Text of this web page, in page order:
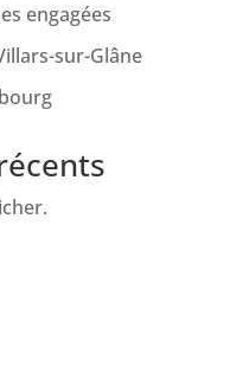
engagées
sur-Glâne